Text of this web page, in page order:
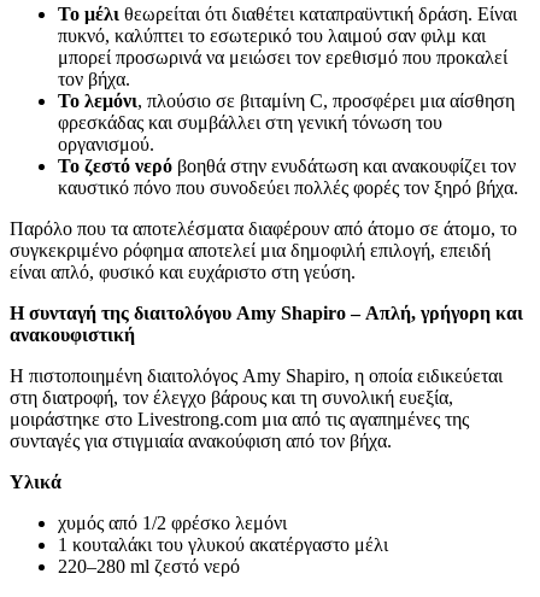
Το μέλι θεωρείται ότι διαθέτει καταπραϋντική δράση. Είναι
πυκνό, καλύπτει το εσωτερικό του λαιμού σαν φιλμ και
μπορεί προσωρινά να μειώσει τον ερεθισμό που προκαλεί
τον βήχα.
Το λεμόνι, πλούσιο σε βιταμίνη C, προσφέρει μια αίσθηση
φρεσκάδας και συμβάλλει στη γενική τόνωση του
οργανισμού.
Το ζεστό νερό βοηθά στην ενυδάτωση και ανακουφίζει τον
καυστικό πόνο που συνοδεύει πολλές φορές τον ξηρό βήχα.
Παρόλο που τα αποτελέσματα διαφέρουν από άτομο σε άτομο, το
συγκεκριμένο ρόφημα αποτελεί μια δημοφιλή επιλογή, επειδή
είναι απλό, φυσικό και ευχάριστο στη γεύση.
Η συνταγή της διαιτολόγου Amy Shapiro – Απλή, γρήγορη και
ανακουφιστική
Η πιστοποιημένη διαιτολόγος Amy Shapiro, η οποία ειδικεύεται
στη διατροφή, τον έλεγχο βάρους και τη συνολική ευεξία,
μοιράστηκε στο Livestrong.com μια από τις αγαπημένες της
συνταγές για στιγμιαία ανακούφιση από τον βήχα.
Υλικά
χυμός από 1/2 φρέσκο λεμόνι
1 κουταλάκι του γλυκού ακατέργαστο μέλι
220–280 ml ζεστό νερό